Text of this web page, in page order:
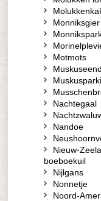
Monniksgier
Motmots
Muskuseend
Nachtegaal
Nandoe
Nieuw-
boeboekuil
Nijlgans
Nonnetje
Noord-